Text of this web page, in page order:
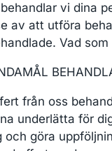
vi dina
av att utföra
Vad
från oss
underlätta för
och göra